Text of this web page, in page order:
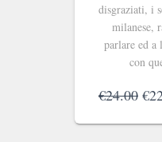
disgraziati, i
milanese,
parlare ed a
con
€24.00 Il
€